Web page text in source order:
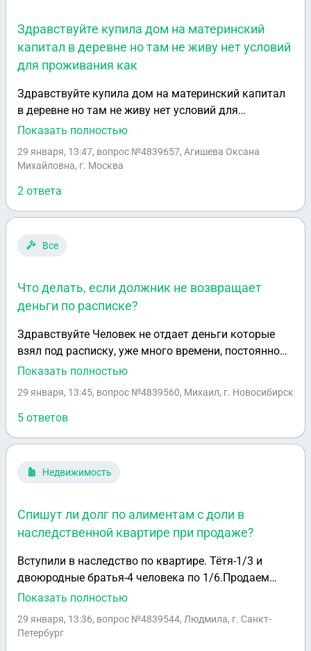
Здравствуйте купила дом на материнский
капитал в деревне но там не живу нет условий
для проживания как
Здравствуйте купила дом на материнский капитал
в деревне но там не живу нет условий для
проживания как избавиться от этого дома чтоб он
платить налог на землю
Показать полностью
29 января, 13:47, вопрос №4839657, Агишева Оксана
Михайловна, г. Москва
2 ответа
Все
Что делать, если должник не возвращает
деньги по расписке?
Здравствуйте Человек не отдает деньги которые
взял под расписку, уже много времени, постоянно
говорит каждый день что отдаст и не отдает, также
первой, что очень похожа на ту что этот человек
делает в мою сторону, может ли это
поспособствовать еще большой ухудшении
ему будет хуже доказать свою точку правоты так
Показать полностью
29 января, 13:45, вопрос №4839560, Михаил, г. Новосибирск
5 ответов
Недвижимость
Спишут ли долг по алиментам с доли в
наследственной квартире при продаже?
Вступили в наследство по квартире. Тётя-1/3 и
двоюродные братья-4 человека по 1/6.Продаем
квартиру за 1800000.У одного из нас доля 1/6-и
или только его часть?
Показать полностью
29 января, 13:36, вопрос №4839544, Людмила, г. Санкт-
Петербург